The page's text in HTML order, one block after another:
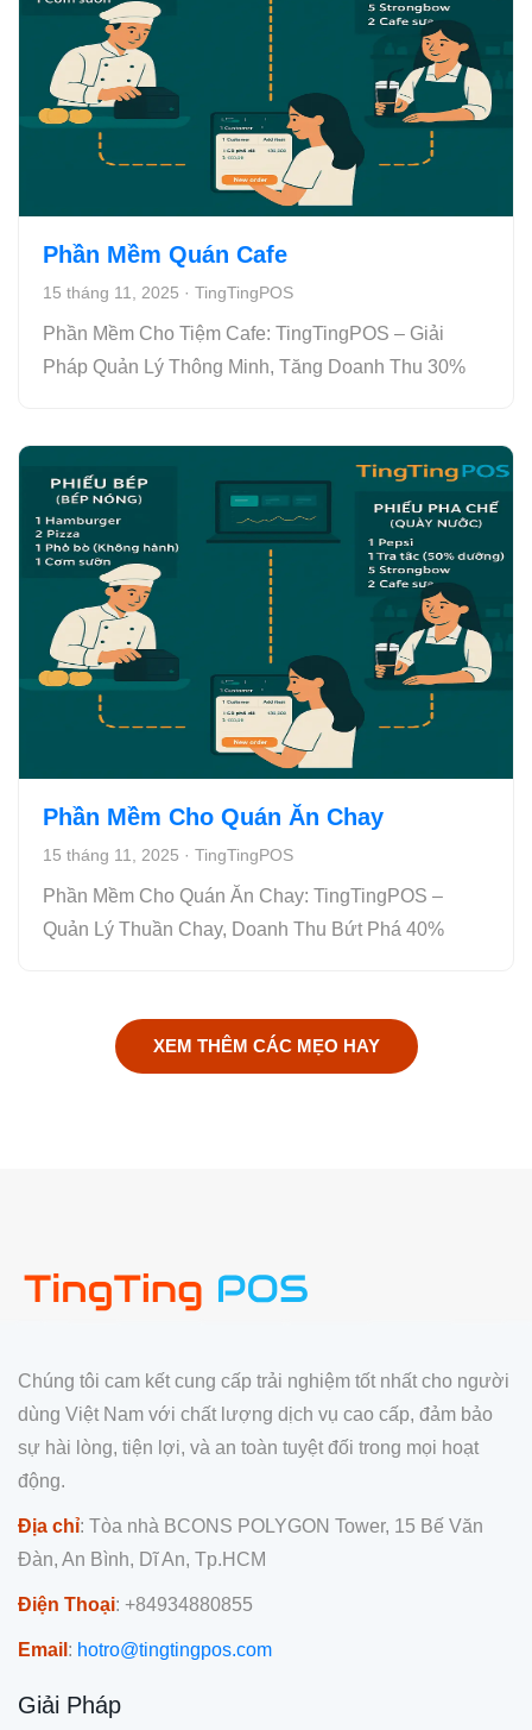
Phần Mềm Quán Cafe
15 tháng 11, 2025 · TingTingPOS
Phần Mềm Cho Tiệm Cafe: TingTingPOS – Giải
Pháp Quản Lý Thông Minh, Tăng Doanh Thu 30%
Phần Mềm Cho Quán Ăn Chay
15 tháng 11, 2025 · TingTingPOS
Phần Mềm Cho Quán Ăn Chay: TingTingPOS –
Quản Lý Thuần Chay, Doanh Thu Bứt Phá 40%
XEM THÊM CÁC MẸO HAY
Chúng tôi cam kết cung cấp trải nghiệm tốt nhất cho người
dùng Việt Nam với chất lượng dịch vụ cao cấp, đảm bảo
sự hài lòng, tiện lợi, và an toàn tuyệt đối trong mọi hoạt
động.
Địa chỉ: Tòa nhà BCONS POLYGON Tower, 15 Bế Văn
Đàn, An Bình, Dĩ An, Tp.HCM
Điện Thoại: +84934880855
Email : hotro@tingtingpos.com
Giải Pháp